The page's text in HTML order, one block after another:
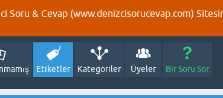
Soru & Cevap (www.denizcisorucevap.com)
Etiketler Kategoriler Üyeler Bir Soru Sor